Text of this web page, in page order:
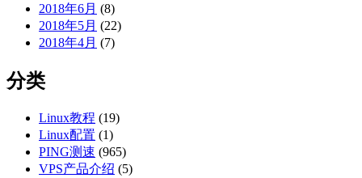
2018年6月 (8)
2018年5月 (22)
2018年4月 (7)
分类
Linux教程 (19)
Linux配置 (1)
PING测速 (965)
VPS产品介绍 (5)